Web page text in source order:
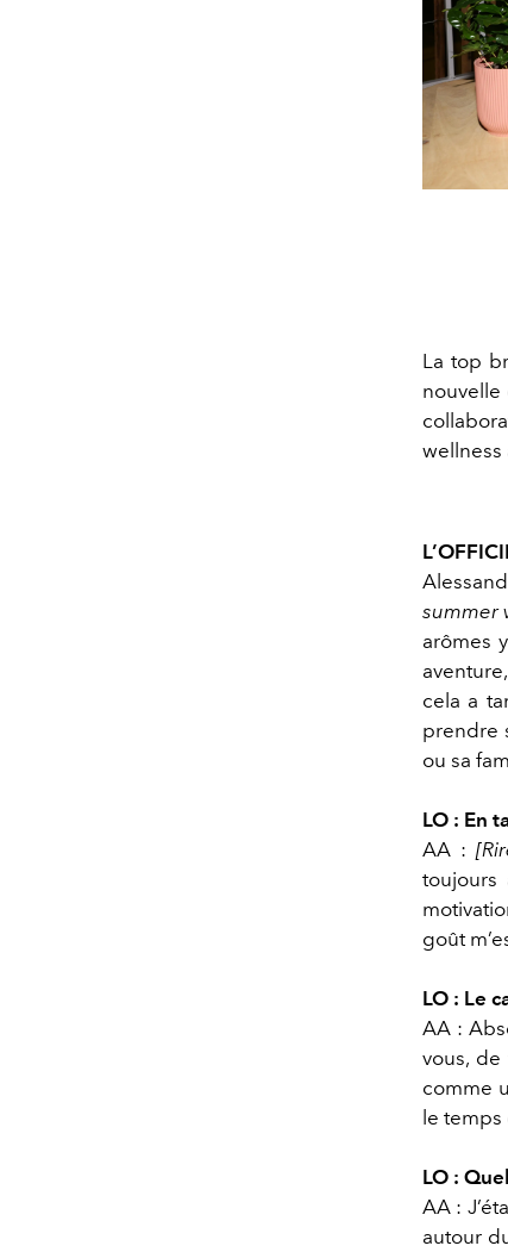
La top
nouvelle
wellness
summer
arômes
cela a
prendre
ou sa
LO : En
AA :
toujours
goût
LO : Le
AA :
vous,
comme
le temps
LO :
AA :
autour